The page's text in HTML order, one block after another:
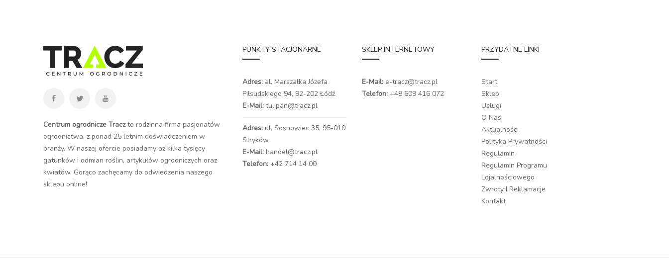
Centrum ogrodnicze Traczto rodzinna firma pasjonatów
ogrodnictwa, z ponad 25 letnim doświadczeniem w
branży. W naszej ofercie posiadamy aż kilka tysięcy
gatunków i odmian roślin, artykułów ogrodniczych oraz
kwiatów. Gorąco zachęcamy do odwiedzenia naszego
sklepu online!
PUNKTY STACJONARNE
Adres: al. Marszałka Józefa
Piłsudskiego 94, 92-202 Łódź
E-Mail: tulipan@tracz.pl
Adres: ul. Sosnowiec 35, 95-010
Stryków
E-Mail: handel@tracz.pl
Telefon: +42 714 14 00
SKLEP INTERNETOWY
E-Mail: e-tracz@tracz.pl
Telefon: +48 609 416 072
PRZYDATNE LINKI
Start
Sklep
Usługi
O Nas
Aktualności
Polityka Prywatności
Regulamin
Regulamin Programu
Lojalnościowego
Zwroty I Reklamacje
Kontakt